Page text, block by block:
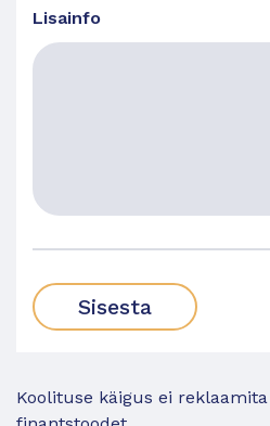
Lisainfo
Koolituse käigus ei